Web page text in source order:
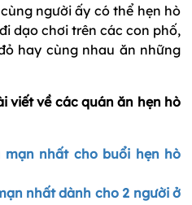
người ấy có thể hẹn hò
dạo chơi trên các con phố,
hay cùng nhau ăn những
viết về các quán ăn hẹn hò
nhất cho buổi hẹn hò
nhất dành cho 2 người ở